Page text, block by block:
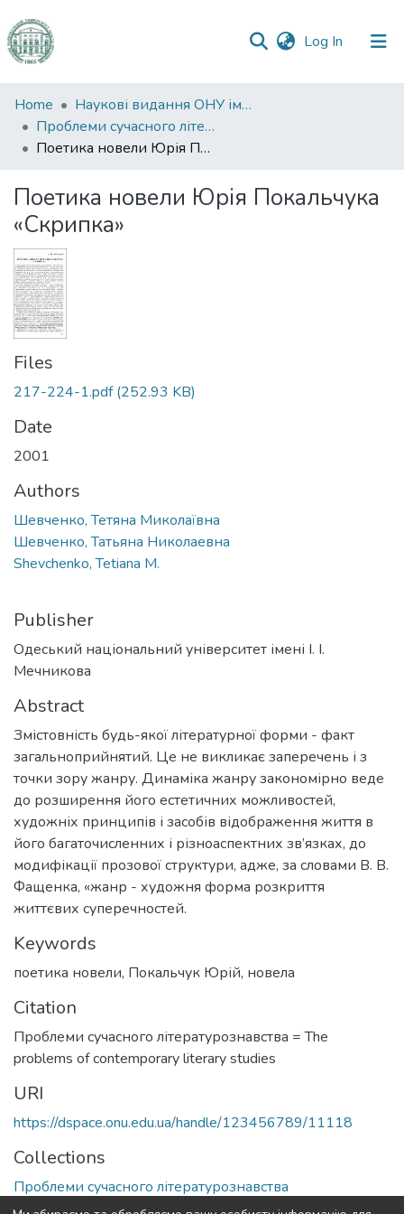
Log In (current)
Communities
&
Collections
Statistics
Home
Наукові видання ОНУ імені І. І. Мечникова
Проблеми сучасного літературознавства
Поетика новели Юрія Покальчука «Скрипка»
Поетика новели Юрія Покальчука
«Скрипка»
Files
217-224-1.pdf(252.93 KB)
Date
2001
Authors
Шевченко, Тетяна Миколаївна
Шевченко, Татьяна Николаевна
Shevchenko, Tetiana M.
Publisher
Одеський національний університет імені І. І.
Мечникова
Abstract
Змістовність будь-якої літературної форми - факт
загальноприйнятий. Це не викликає заперечень і з
точки зору жанру. Динаміка жанру закономірно веде
до розширення його естетичних можливостей,
художніх принципів і засобів відображення життя в
його багаточисленних і різноаспектних зв’язках, до
модифікації прозової структури, адже, за словами В. В.
Фащенка, «жанр - художня форма розкриття
життєвих суперечностей.
Keywords
поетика новели, Покальчук Юрій, новела
Citation
Проблеми сучасного літературознавства = The
problems of contemporary literary studies
URI
https://dspace.onu.edu.ua/handle/123456789/11118
Collections
Проблеми сучасного літературознавства